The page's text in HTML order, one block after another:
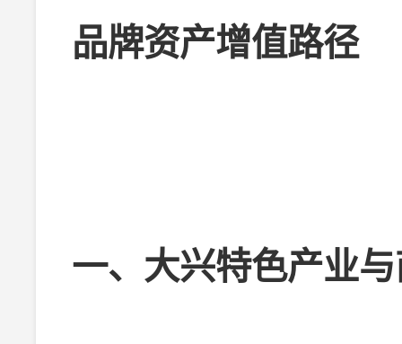
品牌资产增值路径
一、大兴特色产业